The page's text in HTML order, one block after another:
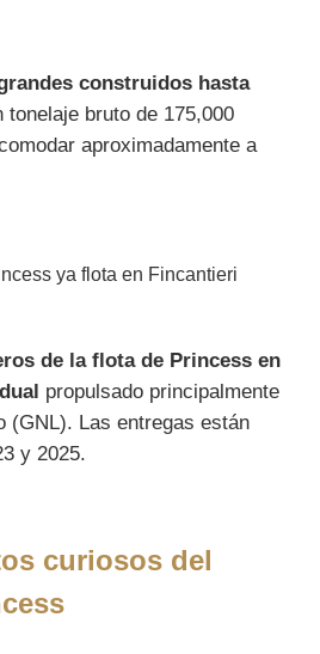
construidos hasta
bruto de 175,000
aproximadamente a
de la flota de Princess en
propulsado principalmente
(GNL). Las entregas están
y 2025.
curiosos del